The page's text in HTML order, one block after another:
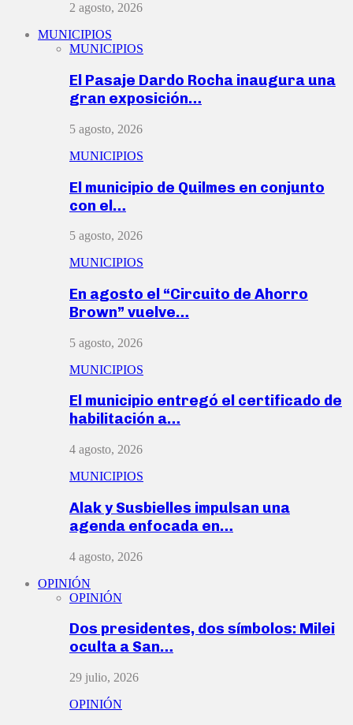
2 agosto, 2026
MUNICIPIOS
MUNICIPIOS
El Pasaje Dardo Rocha inaugura una
gran exposición…
5 agosto, 2026
MUNICIPIOS
El municipio de Quilmes en conjunto
con el…
5 agosto, 2026
MUNICIPIOS
En agosto el “Circuito de Ahorro
Brown” vuelve…
5 agosto, 2026
MUNICIPIOS
El municipio entregó el certificado de
habilitación a…
4 agosto, 2026
MUNICIPIOS
Alak y Susbielles impulsan una
agenda enfocada en…
4 agosto, 2026
OPINIÓN
OPINIÓN
Dos presidentes, dos símbolos: Milei
oculta a San…
29 julio, 2026
OPINIÓN